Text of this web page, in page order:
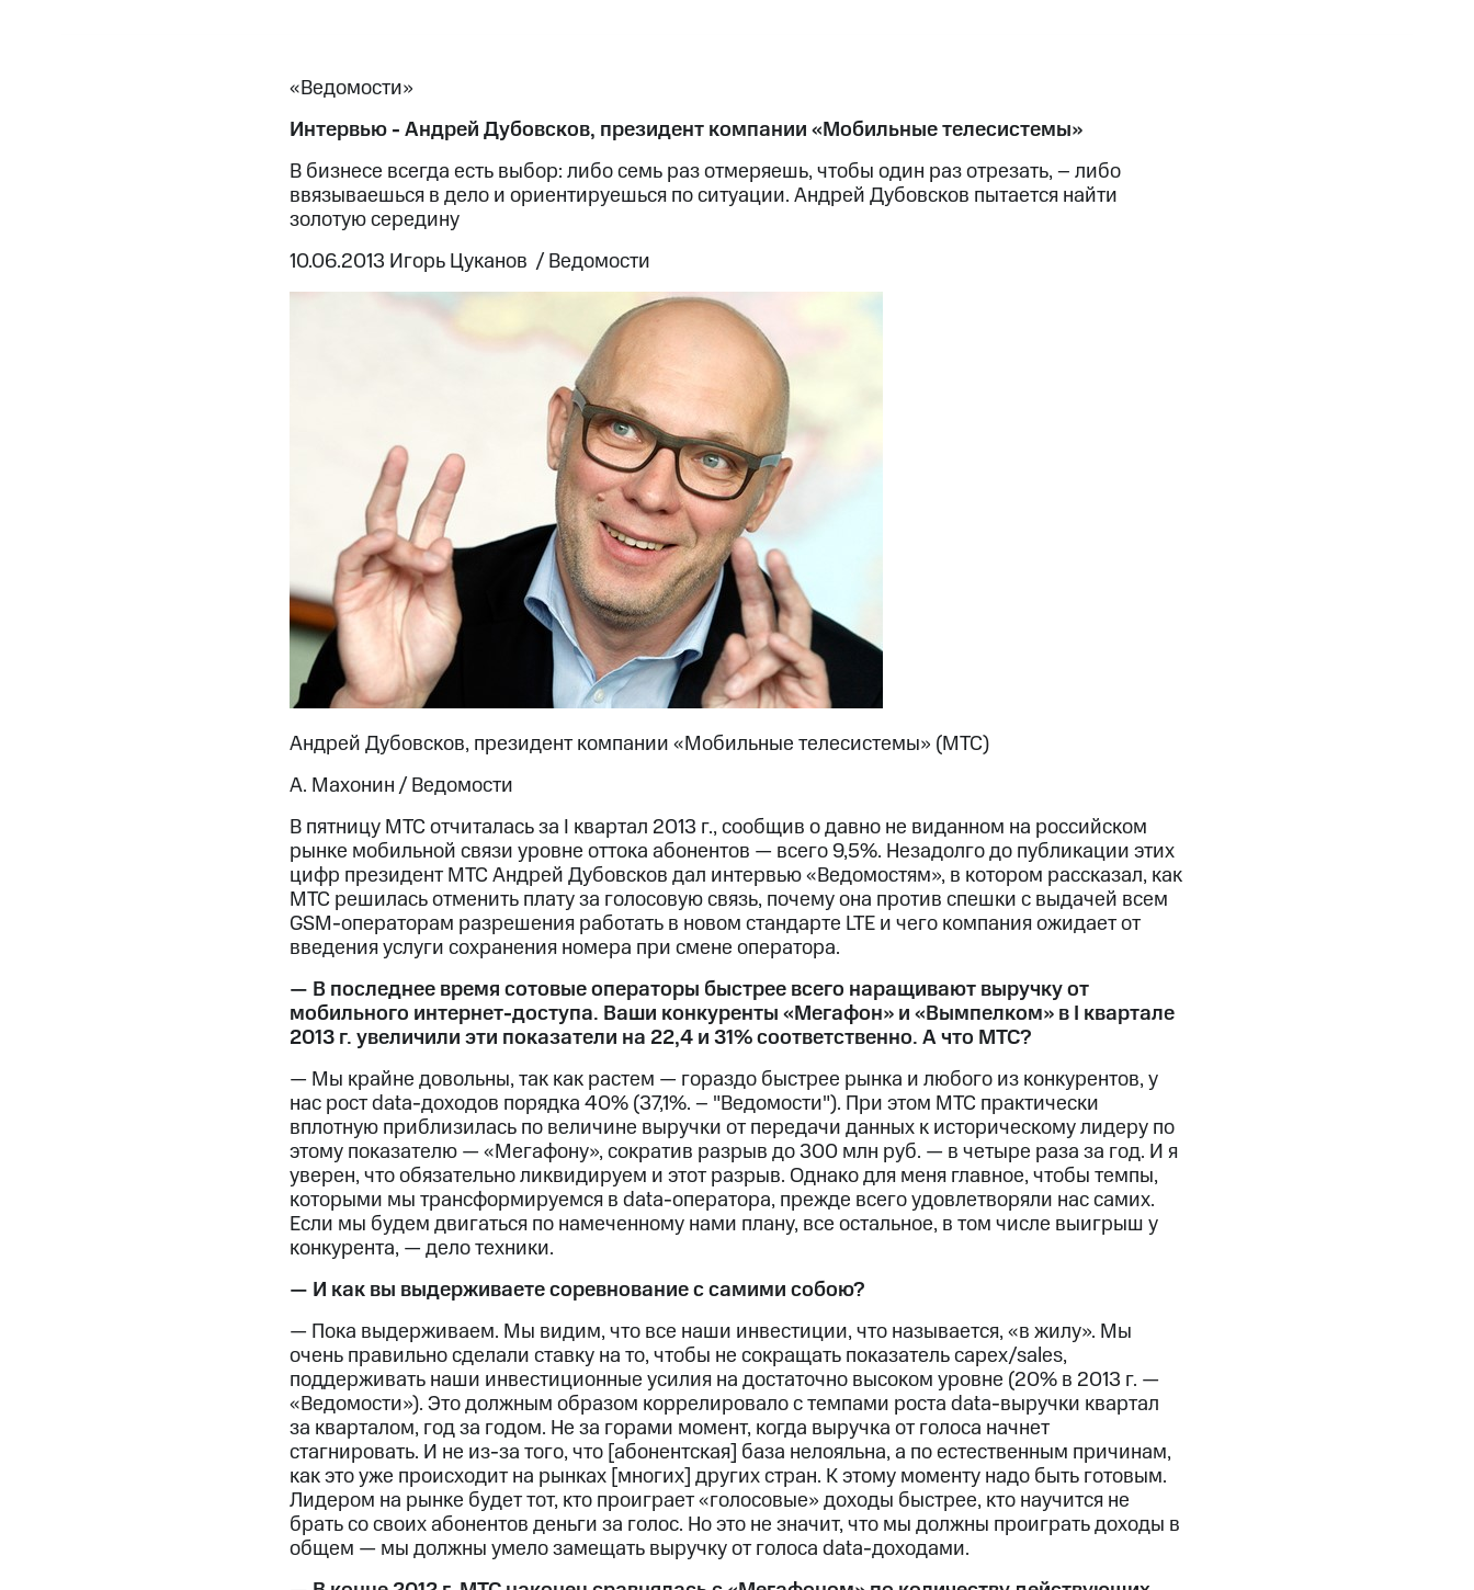
«Ведомости»
Интервью - Андрей Дубовсков, президент компании «Мобильные телесистемы»
В бизнесе всегда есть выбор: либо семь раз отмеряешь, чтобы один раз отрезать, – либо
ввязываешься в дело и ориентируешься по ситуации. Андрей Дубовсков пытается найти
золотую середину
10.06.2013 Игорь Цуканов / Ведомости
Андрей Дубовсков, президент компании «Мобильные телесистемы» (МТС)
А. Махонин / Ведомости
В пятницу МТС отчиталась за I квартал 2013 г., сообщив о давно не виданном на российском
рынке мобильной связи уровне оттока абонентов — всего 9,5%. Незадолго до публикации этих
цифр президент МТС Андрей Дубовсков дал интервью «Ведомостям», в котором рассказал, как
МТС решилась отменить плату за голосовую связь, почему она против спешки с выдачей всем
GSM-операторам разрешения работать в новом стандарте LTE и чего компания ожидает от
введения услуги сохранения номера при смене оператора.
— В последнее время сотовые операторы быстрее всего наращивают выручку от
мобильного интернет-доступа. Ваши конкуренты «Мегафон» и «Вымпелком» в I квартале
2013 г. увеличили эти показатели на 22,4 и 31% соответственно. А что МТС?
— Мы крайне довольны, так как растем — гораздо быстрее рынка и любого из конкурентов, у
нас рост data-доходов порядка 40% (37,1%. – "Ведомости"). При этом МТС практически
вплотную приблизилась по величине выручки от передачи данных к историческому лидеру по
этому показателю — «Мегафону», сократив разрыв до 300 млн руб. — в четыре раза за год. И я
уверен, что обязательно ликвидируем и этот разрыв. Однако для меня главное, чтобы темпы,
которыми мы трансформируемся в data-оператора, прежде всего удовлетворяли нас самих.
Если мы будем двигаться по намеченному нами плану, все остальное, в том числе выигрыш у
конкурента, — дело техники.
— И как вы выдерживаете соревнование с самими собою?
— Пока выдерживаем. Мы видим, что все наши инвестиции, что называется, «в жилу». Мы
очень правильно сделали ставку на то, чтобы не сокращать показатель capex/sales,
поддерживать наши инвестиционные усилия на достаточно высоком уровне (20% в 2013 г. —
«Ведомости»). Это должным образом коррелировало с темпами роста data-выручки квартал
за кварталом, год за годом. Не за горами момент, когда выручка от голоса начнет
стагнировать. И не из-за того, что [абонентская] база нелояльна, а по естественным причинам,
как это уже происходит на рынках [многих] других стран. К этому моменту надо быть готовым.
Лидером на рынке будет тот, кто проиграет «голосовые» доходы быстрее, кто научится не
брать со своих абонентов деньги за голос. Но это не значит, что мы должны проиграть доходы в
общем — мы должны умело замещать выручку от голоса data-доходами.